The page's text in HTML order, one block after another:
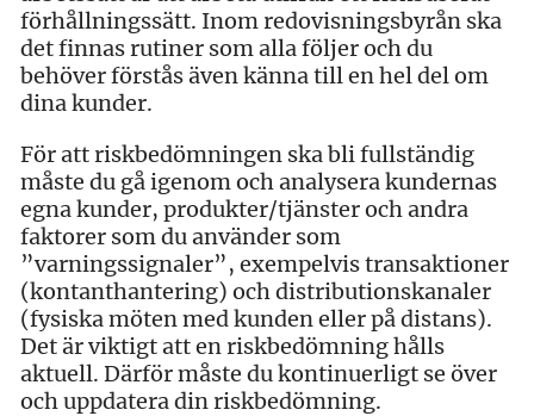
förhållningssätt. Inom redovisningsbyrån ska
det finnas rutiner som alla följer och du
behöver förstås även känna till en hel del om
dina kunder.
För att riskbedömningen ska bli fullständig
måste du gå igenom och analysera kundernas
egna kunder, produkter/tjänster och andra
faktorer som du använder som
”varningssignaler”, exempelvis transaktioner
(kontanthantering) och distributionskanaler
(fysiska möten med kunden eller på distans).
Det är viktigt att en riskbedömning hålls
aktuell. Därför måste du kontinuerligt se över
och uppdatera din riskbedömning.